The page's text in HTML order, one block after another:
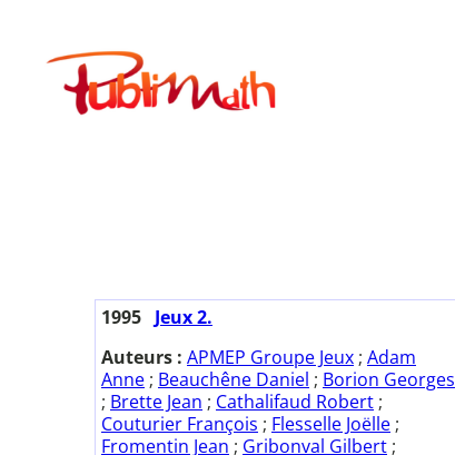
contenuPublimath
1995 Jeux 2.
Auteurs : APMEP Groupe Jeux ; Adam
Anne ; Beauchêne Daniel ; Borion Georges
; Brette Jean ; Cathalifaud Robert ;
Couturier François ; Flesselle Joëlle ;
Fromentin Jean ; Gribonval Gilbert ;